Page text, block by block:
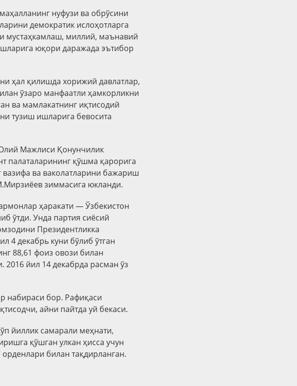
нуфузи ва обрўсини
демократик ислоҳотларга
мустаҳкамлаш, миллий, маънавий
юқори даражада эътибор
ҳал қилишда хорижий давлатлар,
ўзаро манфаатли ҳамкорликни
ва мамлакатнинг иқтисодий
тузиш ишларига бевосита
Олий Мажлиси Қонунчилик
палаталарининг қўшма қарорига
ва ваколатларини бажариш
зиммасига юкланди.
ҳаракати — Ўзбекистон
ўтди. Унда партия сиёсий
Президентликка
4 декабрь куни бўлиб ўтган
88,61 фоиз овози билан
2016 йил 14 декабрда расман ўз
набираси бор. Рафиқаси
айни пайтда уй бекаси.
йиллик самарали меҳнати,
қўшган улкан ҳисса учун
билан тақдирланган.